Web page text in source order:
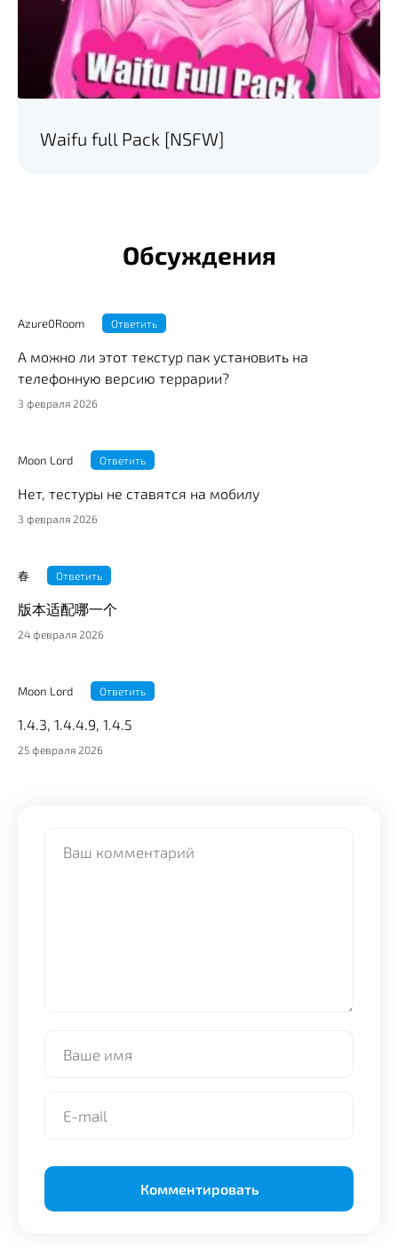
Waifu full Pack [NSFW]
Обсуждения
Azure0Room Ответить
А можно ли этот текстур пак установить на
телефонную версию террарии?
3 февраля 2026
Moon Lord Ответить
Нет, тестуры не ставятся на мобилу
3 февраля 2026
春 Ответить
版本适配哪一个
24 февраля 2026
Moon Lord Ответить
1.4.3, 1.4.4.9, 1.4.5
25 февраля 2026